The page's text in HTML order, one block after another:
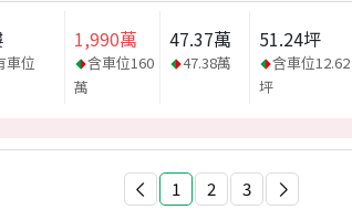
車位
1,990萬
含車位160
萬
47.37萬
47.38萬
51.24坪
含車位12.62
坪
1 2 3